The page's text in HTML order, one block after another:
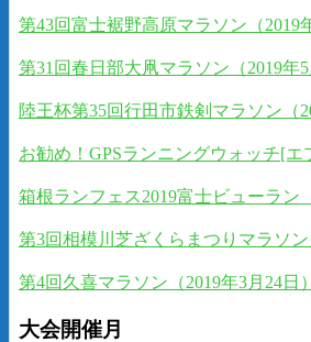
第43回富士裾野高原マラソン（2019
第31回春日部大凧マラソン（2019年
陸王杯第35回行田市鉄剣マラソン（
お勧め！GPSランニングウォッチ[エ
箱根ランフェス2019富士ビューラン
第3回相模川芝ざくらまつりマラソ
第4回久喜マラソン（2019年3月24日
大会開催月